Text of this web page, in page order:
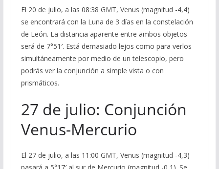
El 20 de julio, a las 08:38 GMT, Venus (magnitud -4,4)
se encontrará con la Luna de 3 días en la constelación
de León. La distancia aparente entre ambos objetos
será de 7°51′. Está demasiado lejos como para verlos
simultáneamente por medio de un telescopio, pero
podrás ver la conjunción a simple vista o con
prismáticos.
27 de julio: Conjunción
Venus-Mercurio
El 27 de julio, a las 11:00 GMT, Venus (magnitud -4,3)